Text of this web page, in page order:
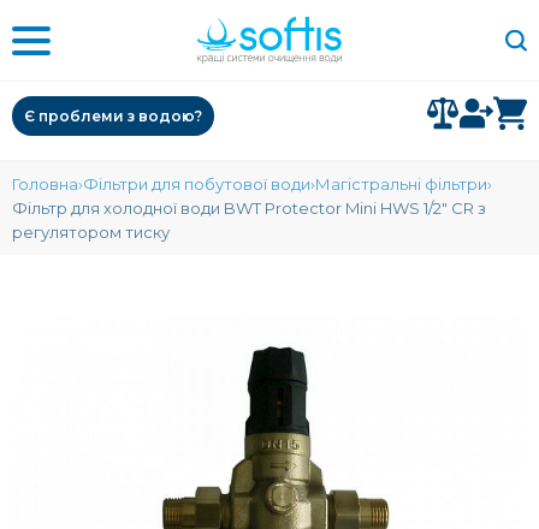
Є проблеми з водою?
Головна Фільтри для побутової води Магістральні фільтри
Фільтр для холодної води BWT Protector Mini HWS 1/2" CR з
регулятором тиску